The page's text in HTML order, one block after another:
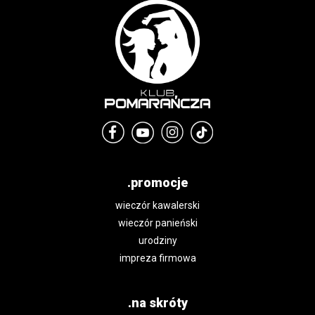
.promocje
wieczór kawalerski
wieczór panieński
urodziny
impreza firmowa
.na skróty